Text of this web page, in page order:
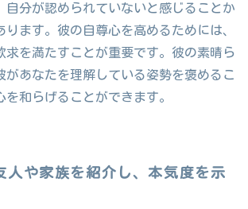
自分が認められていないと感じることか
ります。彼の自尊心を高めるためには、
求を満たすことが重要です。彼の素晴ら
があなたを理解している姿勢を褒めるこ
を和らげることができます。
や家族を紹介し、本気度を示